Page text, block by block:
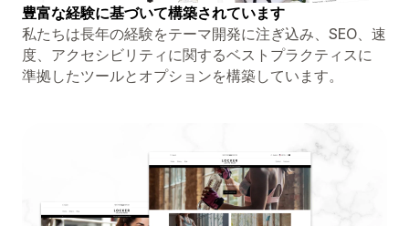
豊富な経験に基づいて構築されています
私たちは長年の経験をテーマ開発に注ぎ込み、SEO、速
度、アクセシビリティに関するベストプラクティスに
準拠したツールとオプションを構築しています。